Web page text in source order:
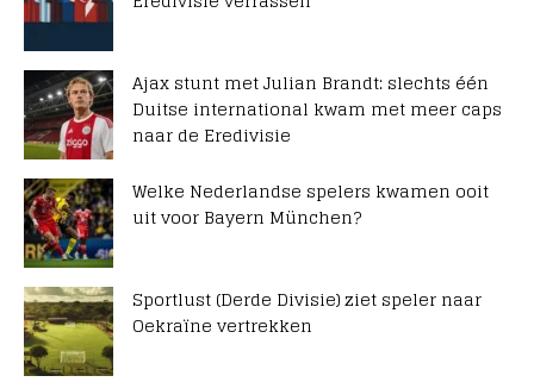
Ajax stunt met Julian Brandt: slechts één
Duitse international kwam met meer caps
naar de Eredivisie
Welke Nederlandse spelers kwamen ooit
uit voor Bayern München?
Sportlust (Derde Divisie) ziet speler naar
Oekraïne vertrekken